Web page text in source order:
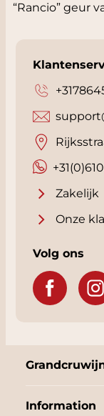
“Rancio” geur
Zakelijk
Onze
Volg ons
Information